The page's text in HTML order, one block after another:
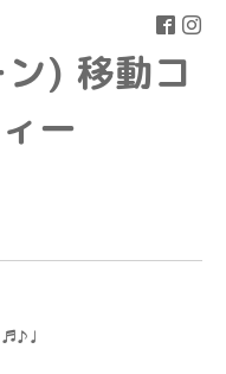
) 移動コ
ー